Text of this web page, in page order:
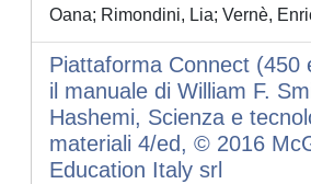
Oana; Rimondini, Lia; Vernè,
Piattaforma Connect (450
il manuale di William F.
Hashemi, Scienza e
materiali 4/ed, © 2016
Education Italy srl